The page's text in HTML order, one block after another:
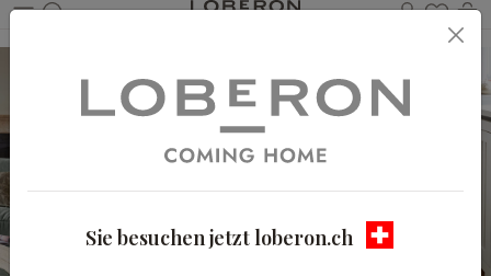
Du
Sie besuchen jetzt loberon.ch